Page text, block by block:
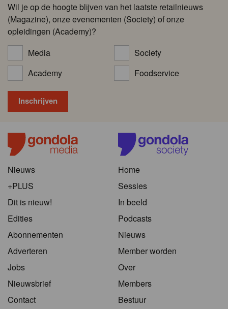
Wil je op de hoogte blijven van het laatste retailnieuws
(Magazine), onze evenementen (Society) of onze
opleidingen (Academy)?
Media
Society
Academy
Foodservice
Nieuws
+PLUS
Dit is nieuw!
Edities
Abonnementen
Adverteren
Jobs
Nieuwsbrief
Contact
Home
Sessies
In beeld
Podcasts
Nieuws
Member worden
Over
Members
Bestuur